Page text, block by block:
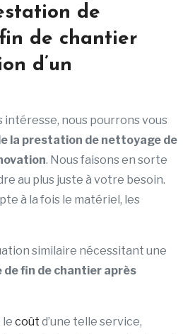
de
de chantier
d’un
nous pourrons vous
la prestation de nettoyage de
. Nous faisons en sorte
au plus juste à votre besoin.
à la fois le matériel, les
similaire nécessitant une
fin de chantier après
le coût d’une telle service,